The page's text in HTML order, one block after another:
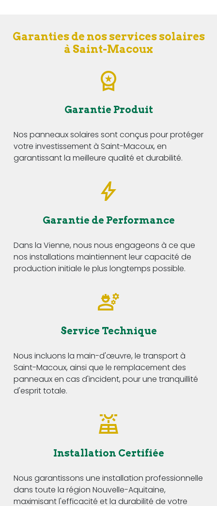
Garanties de nos services solaires
à Saint-Macoux
Garantie Produit
Nos panneaux solaires sont conçus pour protéger
votre investissement à Saint-Macoux, en
garantissant la meilleure qualité et durabilité.
Garantie de Performance
Dans la Vienne, nous nous engageons à ce que
nos installations maintiennent leur capacité de
production initiale le plus longtemps possible.
Service Technique
Nous incluons la main-d'œuvre, le transport à
Saint-Macoux, ainsi que le remplacement des
panneaux en cas d'incident, pour une tranquillité
d'esprit totale.
Installation Certifiée
Nous garantissons une installation professionnelle
dans toute la région Nouvelle-Aquitaine,
maximisant l'efficacité et la durabilité de votre